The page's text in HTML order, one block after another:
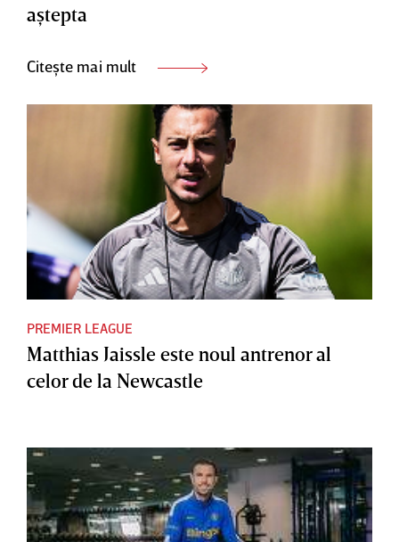
aştepta
Citește mai mult
PREMIER LEAGUE
Matthias Jaissle este noul antrenor al
celor de la Newcastle